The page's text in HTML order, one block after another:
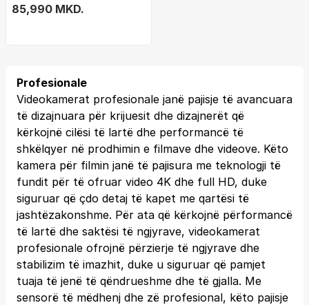
CFexpress, i zi
85,990 MKD.
Profesionale
Videokamerat profesionale janë pajisje të avancuara
të dizajnuara për krijuesit dhe dizajnerët që
kërkojnë cilësi të lartë dhe performancë të
shkëlqyer në prodhimin e filmave dhe videove. Këto
kamera për filmin janë të pajisura me teknologji të
fundit për të ofruar video 4K dhe full HD, duke
siguruar që çdo detaj të kapet me qartësi të
jashtëzakonshme. Për ata që kërkojnë përformancë
të lartë dhe saktësi të ngjyrave, videokamerat
profesionale ofrojnë përzierje të ngjyrave dhe
stabilizim të imazhit, duke u siguruar që pamjet
tuaja të jenë të qëndrueshme dhe të gjalla. Me
sensorë të mëdhenj dhe zë profesional, këto pajisje